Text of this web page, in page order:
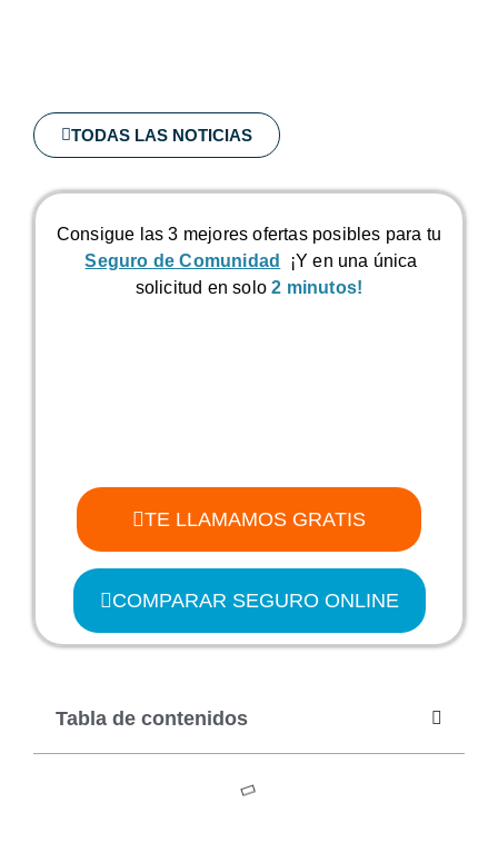
TODAS LAS NOTICIAS
Consigue las 3 mejores ofertas posibles para tu
Seguro de Comunidad
¡Y en una única
solicitud en solo2 minutos!
TE LLAMAMOS GRATIS
COMPARAR SEGURO ONLINE
Tabla de contenidos